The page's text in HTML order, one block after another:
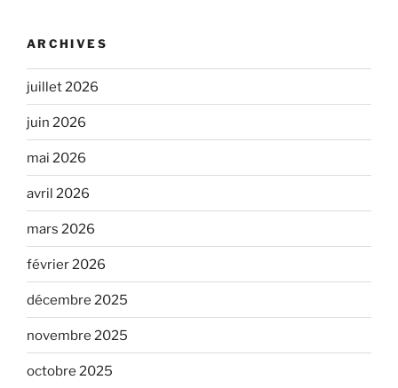
ARCHIVES
juillet 2026
juin 2026
mai 2026
avril 2026
mars 2026
février 2026
décembre 2025
novembre 2025
octobre 2025